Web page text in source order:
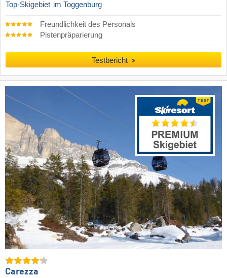
Top-Skigebiet im Toggenburg
Freundlichkeit des Personals
Pistenpräparierung
Testbericht
Carezza